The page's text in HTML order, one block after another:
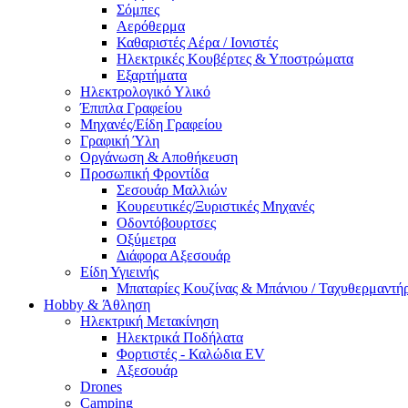
Σόμπες
Αερόθερμα
Καθαριστές Αέρα / Ιονιστές
Ηλεκτρικές Κουβέρτες & Υποστρώματα
Εξαρτήματα
Ηλεκτρολογικό Υλικό
Έπιπλα Γραφείου
Μηχανές/Είδη Γραφείου
Γραφική Ύλη
Οργάνωση & Αποθήκευση
Προσωπική Φροντίδα
Σεσουάρ Μαλλιών
Κουρευτικές/Ξυριστικές Μηχανές
Οδοντόβουρτσες
Οξύμετρα
Διάφορα Αξεσουάρ
Είδη Υγιεινής
Μπαταρίες Κουζίνας & Μπάνιου /
Ηobby & Άθληση
Ηλεκτρική Μετακίνηση
Ηλεκτρικά Ποδήλατα
Φορτιστές - Καλώδια EV
Αξεσουάρ
Drones
Camping